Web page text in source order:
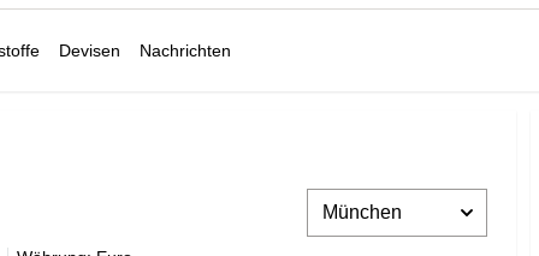
Devisen Nachrichten